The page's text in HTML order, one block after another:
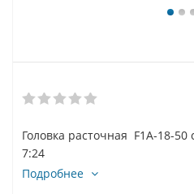
Головка расточная F1A-18-50
7:24
Подробнее